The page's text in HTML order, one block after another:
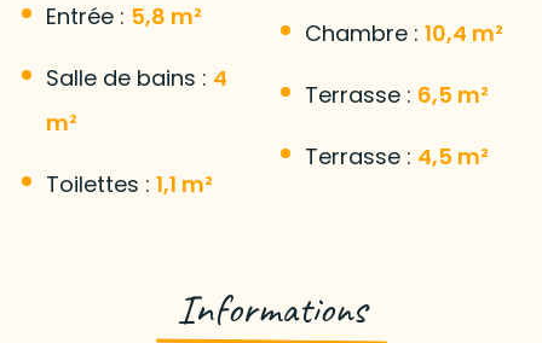
Entrée : 5,8 m²
Salle de bains : 4
m²
Toilettes : 1,1 m²
Chambre : 10,4 m²
Terrasse : 6,5 m²
Terrasse : 4,5 m²
Informations